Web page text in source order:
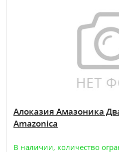
Алоказия Амазоника
Amazonica
В наличии, количество